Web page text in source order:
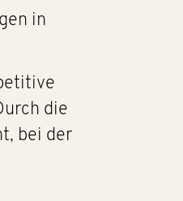
in
die
bei der